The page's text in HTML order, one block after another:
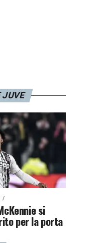
JUVE
si
per la porta